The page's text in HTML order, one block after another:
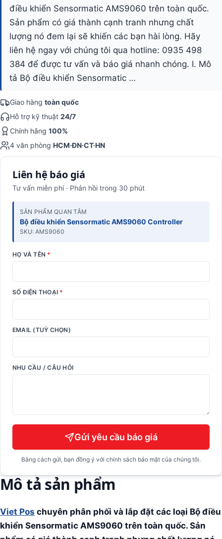
điều khiển Sensormatic AMS9060 trên toàn quốc.
Sản phẩm có giá thành cạnh tranh nhưng chất
lượng nó đem lại sẽ khiến các bạn hài lòng. Hãy
liên hệ ngay với chúng tôi qua hotline: 0935 498
384 để được tư vấn và báo giá nhanh chóng. I. Mô
tả Bộ điều khiển Sensormatic …
Giao hàng toàn quốc
Hỗ trợ kỹ thuật 24/7
Chính hãng 100%
4 văn phòng HCM·ĐN·CT·HN
Liên hệ báo giá
Tư vấn miễn phí · Phản hồi trong 30 phút
SẢN PHẨM QUAN TÂM
Bộ điều khiển Sensormatic AMS9060 Controller
SKU: AMS9060
HỌ VÀ TÊN *
SỐ ĐIỆN THOẠI *
EMAIL (TUỲ CHỌN)
NHU CẦU / CÂU HỎI
Gửi yêu cầu báo giá
Bằng cách gửi, bạn đồng ý với chính sách bảo mật của chúng tôi.
Mô tả sản phẩm
Viet Pos chuyên phân phối và lắp đặt các loại Bộ điều
khiển Sensormatic AMS9060 trên toàn quốc. Sản